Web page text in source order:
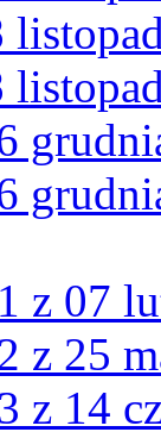
z 07
z 25
z 14